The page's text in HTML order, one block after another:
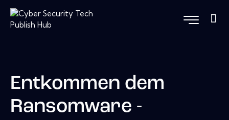
Entkommen dem
Ransomware -